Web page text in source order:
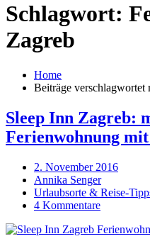
Schlagwort:
Zagreb
Home
Beiträge verschlagwortet
Sleep Inn Zagreb:
Ferienwohnung
2. November 2016
Annika Senger
Urlaubsorte & Reise-
4 Kommentare